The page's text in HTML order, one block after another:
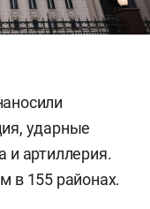
ударные
и артиллерия.
в 155 районах.